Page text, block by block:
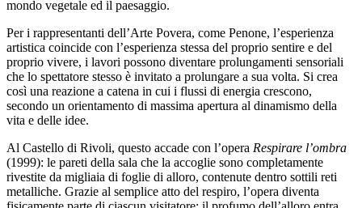
Scuole
guidate
Progetto
Summer
School
Progetti
Speciali
EN
Ricerca
Storia
Sedi
Tutte
le
mondo vegetale ed il paesaggio.
Per i rappresentanti dell’Arte Povera, come Penone, l’esperienza
artistica coincide con l’esperienza stessa del proprio sentire e del
proprio vivere, i lavori possono diventare prolungamenti sensoriali
che lo spettatore stesso è invitato a prolungare a sua volta. Si crea
così una reazione a catena in cui i flussi di energia crescono,
secondo un orientamento di massima apertura al dinamismo della
vita e delle idee.
Al Castello di Rivoli, questo accade con l’opera Respirare l’ombra
(1999): le pareti della sala che la accoglie sono completamente
rivestite da migliaia di foglie di alloro, contenute dentro sottili reti
metalliche. Grazie al semplice atto del respiro, l’opera diventa